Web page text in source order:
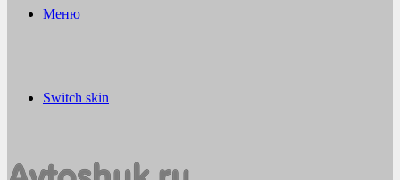
Меню
Switch skin